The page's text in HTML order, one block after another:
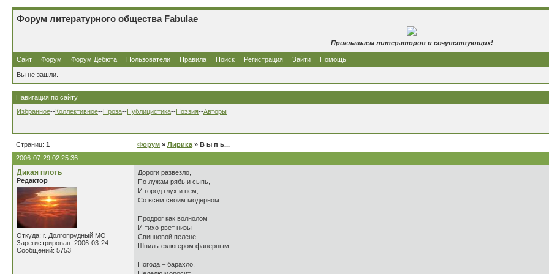
Форум литературного общества Fabulae
Приглашаем литераторов и сочувствующих!
Сайт Форум Форум Дебюта Пользователи Правила Поиск Регистрация Зайти Помощь
Вы не зашли.
Навигация по сайту
Избранное--Коллективное--Проза--Публицистика--Поэзия--Авторы
Страниц: 1 Форум » Лирика » В ы п ь...
2006-07-29 02:25:36
Дикая плоть
Редактор
Откуда: г. Долгопрудный МО
Зарегистрирован: 2006-03-24
Сообщений: 5753
Дороги развезло,
По лужам рябь и сыпь,
И город глух и нем,
Со всем своим модерном.
Продрог как волнолом
И тихо рвет низы
Свинцовой пелене
Шпиль-флюгером фанерным.
Погода – барахло.